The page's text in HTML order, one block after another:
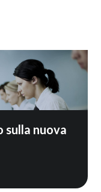
sulla nuova